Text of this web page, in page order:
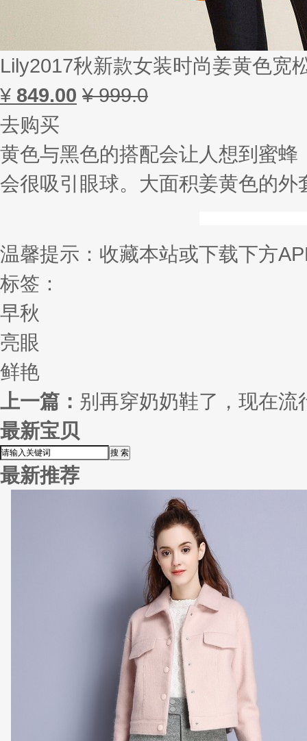
Lily2017秋新款女装时尚姜黄色宽
¥ 849.00 ¥ 999.0
去购买
黄色与黑色的搭配会让人想到蜜
会很吸引眼球。大面积姜黄色的
温馨提示：收藏本站或下载下方
标签：
早秋
亮眼
鲜艳
上一篇： 别再穿奶奶鞋了，现在流
最新宝贝
最新推荐